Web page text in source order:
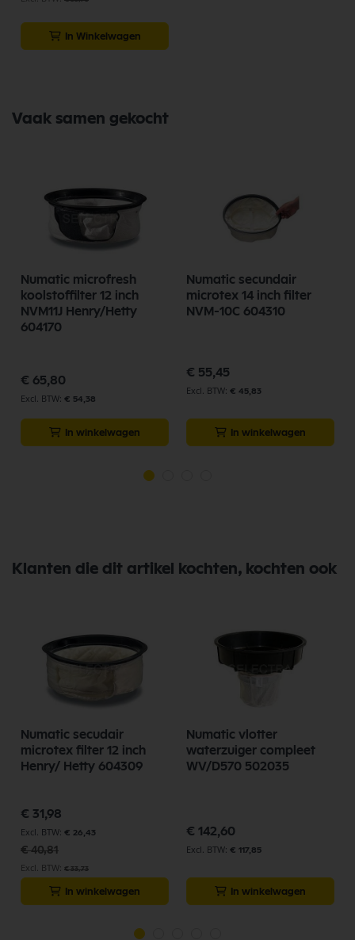
In Winkelwagen
Vaak samen gekocht
Numatic microfresh
koolstoffilter 12 inch
NVM11J Henry/Hetty
604170
€ 65,80
€ 54,38
In winkelwagen
Numatic secundair
microtex 14 inch filter
NVM-10C 604310
€ 55,45
€ 45,83
In winkelwagen
Klanten die dit artikel kochten, kochten ook
Numatic secudair
microtex filter 12 inch
Henry/ Hetty 604309
Speciale
prijs
€ 31,98
€ 26,43
€ 40,81
€ 33,73
In winkelwagen
Numatic vlotter
waterzuiger compleet
WV/D570 502035
€ 142,60
€ 117,85
In winkelwagen